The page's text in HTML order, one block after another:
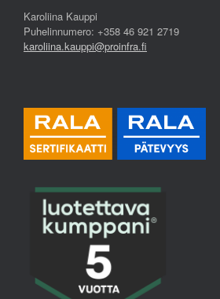
Karoliina Kauppi
Puhelinnumero: +358 46 921 2719
karoliina.kauppi@proinfra.fi